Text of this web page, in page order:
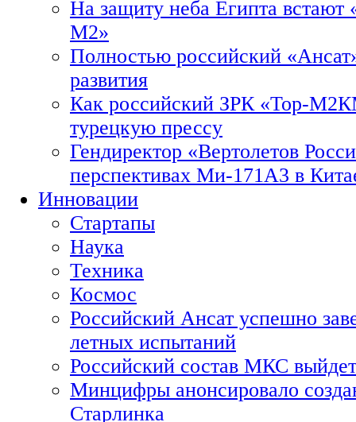
На защиту неба Египта встают
М2»
Полностью российский
развития
Как российский ЗРК «Тор-
турецкую прессу
Гендиректор «Вертолетов
перспективах Ми-171А3 в
Инновации
Стартапы
Наука
Техника
Космос
Российский Ансат успешно
летных испытаний
Российский состав МКС
Минцифры анонсировало
Старлинка